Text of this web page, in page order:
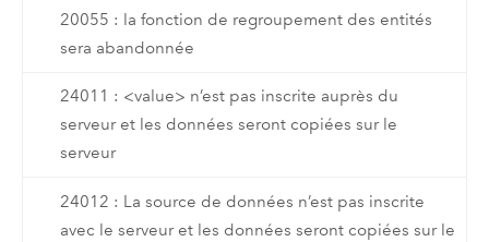
20055 : la fonction de regroupement des entités
sera abandonnée
24011 : <value> n’est pas inscrite auprès du
serveur et les données seront copiées sur le
serveur
24012 : La source de données n’est pas inscrite
avec le serveur et les données seront copiées sur le